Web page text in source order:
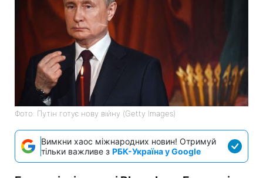
Фото: Путін готує нову війну (Getty Images)
Вимкни хаос міжнародних новин! Отримуй
тільки важливе з РБК-Україна у Google